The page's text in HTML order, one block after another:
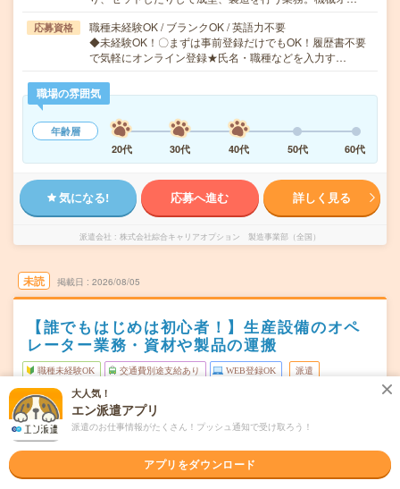
応募資格
職種未経験OK / ブランクOK / 英語力不要
◆未経験OK！〇まずは事前登録だけでもOK！履歴書不要
で気軽にオンライン登録★氏名・職種などを入力す…
職場の雰囲気
年齢層
20代
30代 40代 50代 60代
気になる! 応募へ進む 詳しく見る
派遣会社 株式会社綜合キャリアオプション 製造事業部（全国）
未読 掲載日 2026/08/05
【誰でもはじめは初心者！】生産設備のオペ
レーター業務・資材や製品の運搬
職種未経験OK 交通費別途支給あり WEB登録OK 派遣
勤務地
広島県東広島市
八本松駅から車10分
曜日頻度 シフト制
時間 07:00～16:0019:00～04:00
大人気！
エン派遣アプリ
派遣のお仕事情報がたくさん！プッシュ通知で受け取ろう！
アプリをダウンロード